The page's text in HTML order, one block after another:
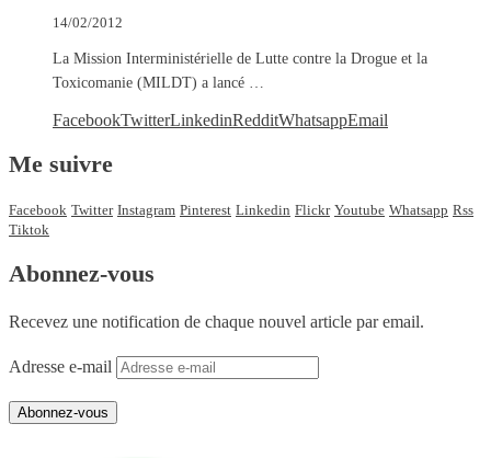
14/02/2012
La Mission Interministérielle de Lutte contre la Drogue et la
Toxicomanie (MILDT) a lancé …
FacebookTwitterLinkedinRedditWhatsappEmail
Me suivre
Facebook Twitter Instagram Pinterest Linkedin Flickr Youtube Whatsapp Rss
Tiktok
Abonnez-vous
Recevez une notification de chaque nouvel article par email.
Adresse e-mail
Abonnez-vous